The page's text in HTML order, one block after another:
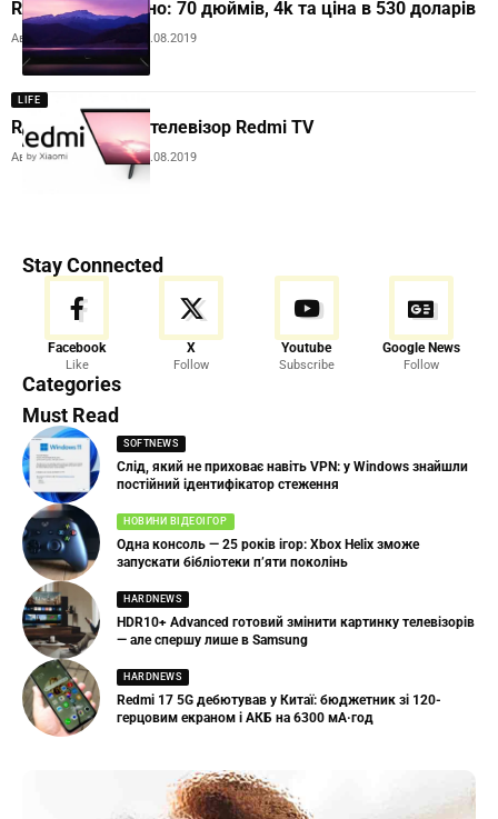
Redmi TV офіційно: 70 дюймів, 4k та ціна в 530 доларів
Автор: Andrew Orobets 29.08.2019
LIFE
Redmi показала телевізор Redmi TV
Автор:Andrew Orobets28.08.2019
Stay Connected
Facebook
Like
X
Follow
Youtube
Subscribe
Google News
Follow
Categories
Must Read
SOFTNEWS
Слід, який не приховає навіть VPN: у Windows знайшли
постійний ідентифікатор стеження
НОВИНИ ВІДЕОІГОР
Одна консоль — 25 років ігор: Xbox Helix зможе
запускати бібліотеки п’яти поколінь
HARDNEWS
HDR10+ Advanced готовий змінити картинку телевізорів
— але спершу лише в Samsung
HARDNEWS
Redmi 17 5G дебютував у Китаї: бюджетник зі 120-
герцовим екраном і АКБ на 6300 мА·год